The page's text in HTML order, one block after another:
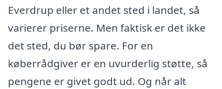
Everdrup eller et andet sted i landet, så
varierer priserne. Men faktisk er det ikke
det sted, du bør spare. For en
køberrådgiver er en uvurderlig støtte, så
pengene er givet godt ud. Og når alt